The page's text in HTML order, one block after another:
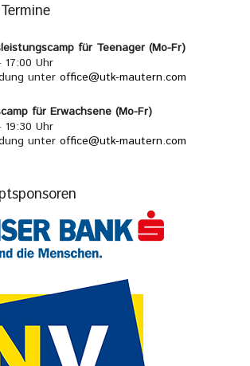
für Teenager (Mo-Fr)
17:00 Uhr
unteroffice@utk-mautern.com
für Erwachsene (Mo-Fr)
19:30 Uhr
unteroffice@utk-mautern.com